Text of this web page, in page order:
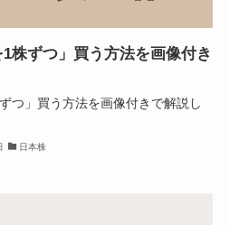
1株ずつ」買う方法を画像付き
つ」買う方法を画像付きで解説し
日本株